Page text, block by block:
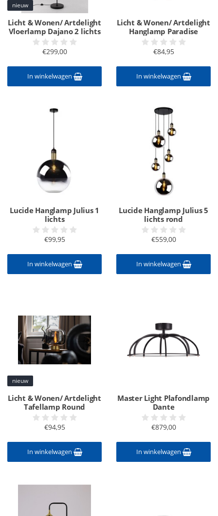
nieuw
Licht & Wonen/ Artdelight
Vloerlamp Dajano 2 lichts
€299,00
In winkelwagen
Licht & Wonen/ Artdelight
Hanglamp Paradise
€84,95
In winkelwagen
Lucide Hanglamp Julius 1
lichts
€99,95
In winkelwagen
Lucide Hanglamp Julius 5
lichts rond
€559,00
In winkelwagen
nieuw
Licht & Wonen/ Artdelight
Tafellamp Round
€94,95
In winkelwagen
Master Light Plafondlamp
Dante
€879,00
In winkelwagen